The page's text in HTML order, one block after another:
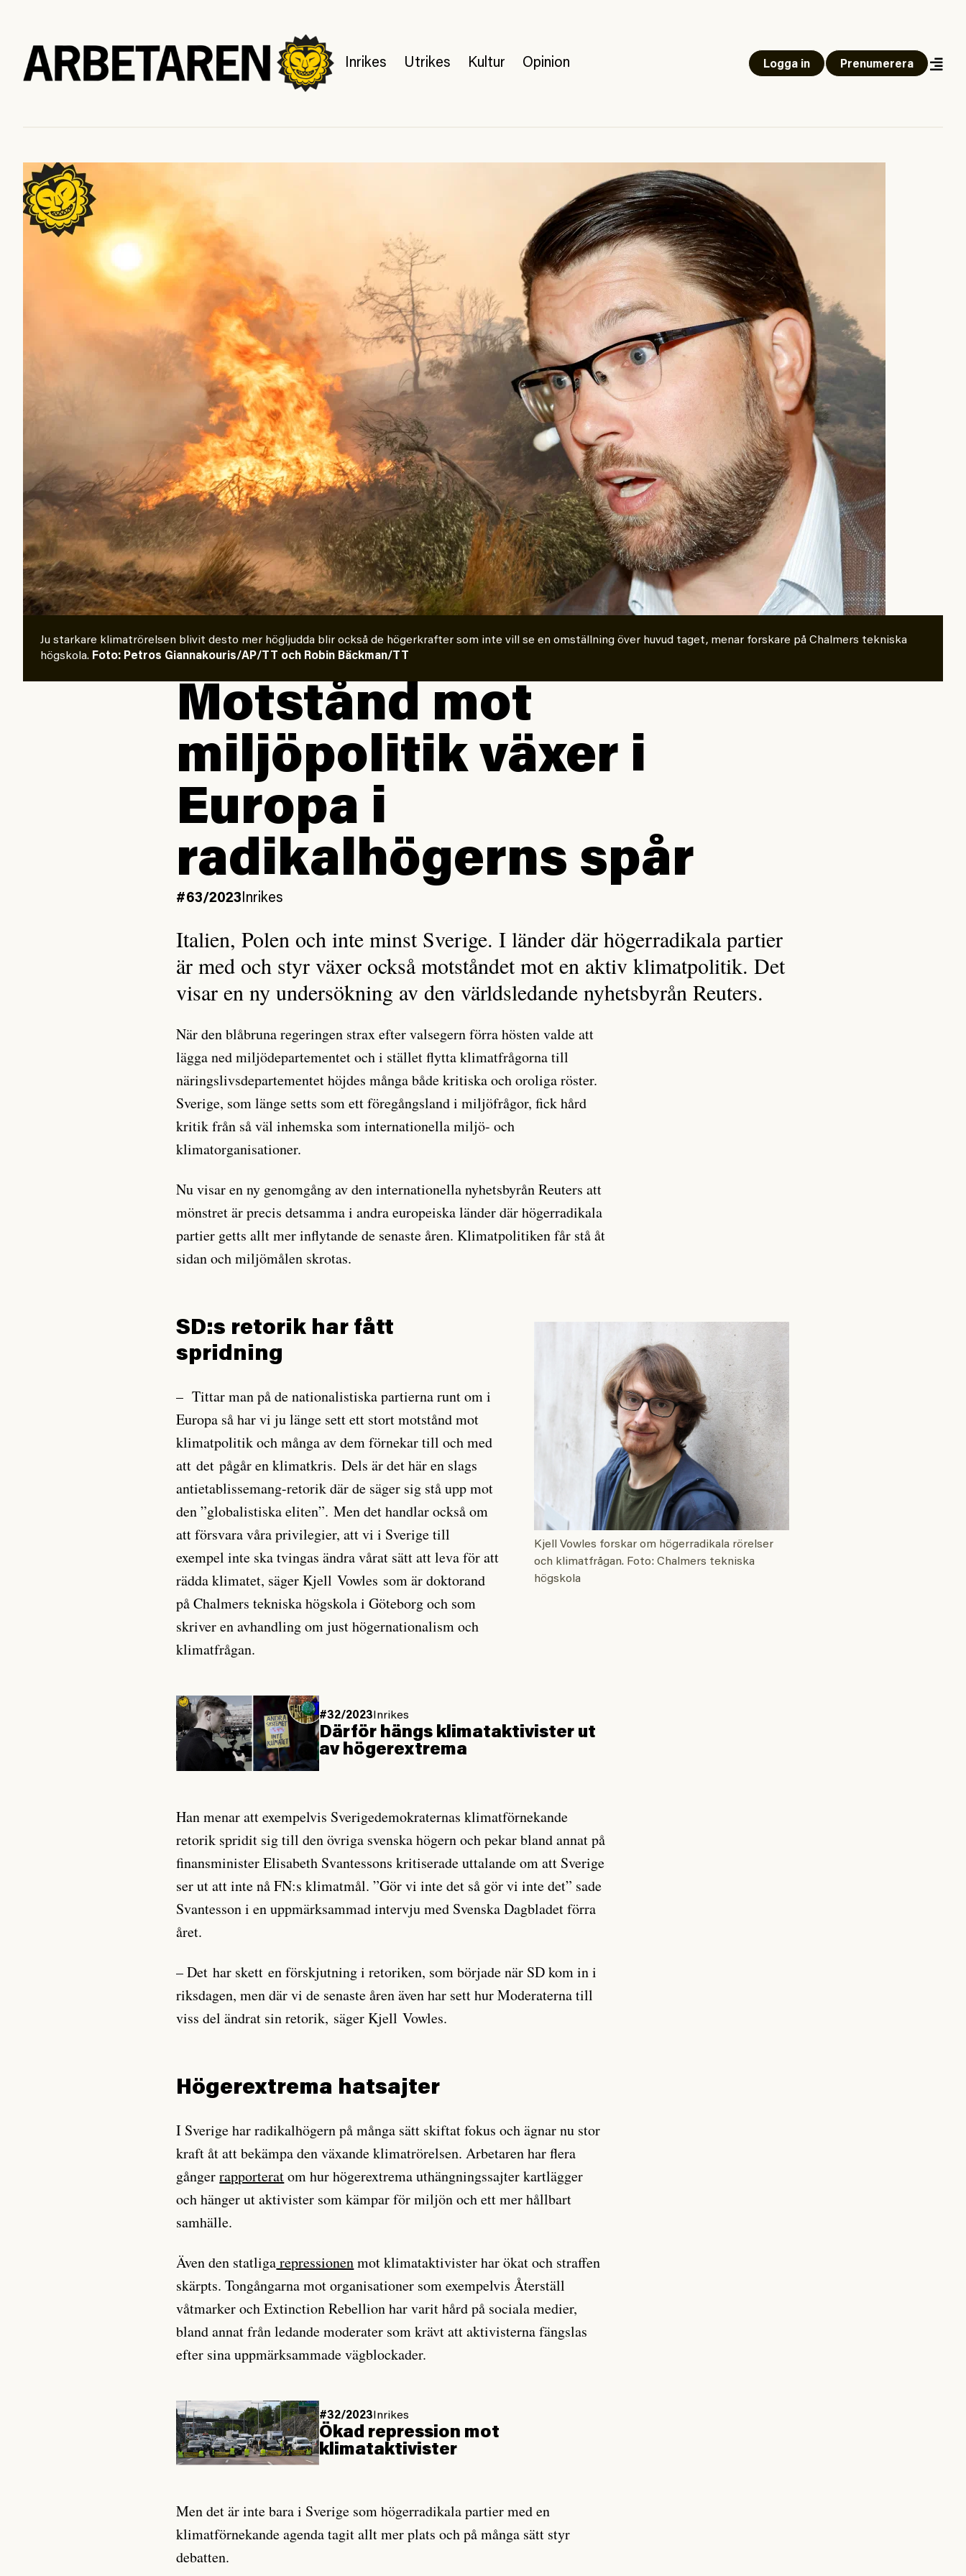
Inrikes Utrikes Kultur Opinion Logga in Prenumerera
Ju starkare klimatrörelsen blivit desto mer högljudda blir också de högerkrafter som inte vill se en omställning över huvud taget, menar forskare på Chalmers tekniska
högskola. Foto: Petros Giannakouris/AP/TT och Robin Bäckman/TT
Motstånd mot
miljöpolitik växer i
Europa i
radikalhögerns spår
#63/2023Inrikes
Italien, Polen och inte minst Sverige. I länder där högerradikala partier
är med och styr växer också motståndet mot en aktiv klimatpolitik. Det
visar en ny undersökning av den världsledande nyhetsbyrån Reuters.
När den blåbruna regeringen strax efter valsegern förra hösten valde att
lägga ned miljödepartementet och i stället flytta klimatfrågorna till
näringslivsdepartementet höjdes många både kritiska och oroliga röster.
Sverige, som länge setts som ett föregångsland i miljöfrågor, fick hård
kritik från så väl inhemska som internationella miljö- och
klimatorganisationer.
Nu visar en ny genomgång av den internationella nyhetsbyrån Reuters att
mönstret är precis detsamma i andra europeiska länder där högerradikala
partier getts allt mer inflytande de senaste åren. Klimatpolitiken får stå åt
sidan och miljömålen skrotas.
Kjell Vowles forskar om högerradikala rörelser
och klimatfrågan. Foto: Chalmers tekniska
högskola
SD:s retorik har fått
spridning
– Tittar man på de nationalistiska partierna runt om i
Europa så har vi ju länge sett ett stort motstånd mot
klimatpolitik och många av dem förnekar till och med
att det pågår en klimatkris. Dels är det här en slags
antietablissemang-retorik där de säger sig stå upp mot
den ”globalistiska eliten”. Men det handlar också om
att försvara våra privilegier, att vi i Sverige till
exempel inte ska tvingas ändra vårat sätt att leva för att
rädda klimatet, säger Kjell Vowles som är doktorand
på Chalmers tekniska högskola i Göteborg och som
skriver en avhandling om just högernationalism och
klimatfrågan.
#32/2023Inrikes
Därför hängs klimataktivister ut
av högerextrema
Han menar att exempelvis Sverigedemokraternas klimatförnekande
retorik spridit sig till den övriga svenska högern och pekar bland annat på
finansminister Elisabeth Svantessons kritiserade uttalande om att Sverige
ser ut att inte nå FN:s klimatmål. ”Gör vi inte det så gör vi inte det” sade
Svantesson i en uppmärksammad intervju med Svenska Dagbladet förra
året.
– Det har skett en förskjutning i retoriken, som började när SD kom in i
riksdagen, men där vi de senaste åren även har sett hur Moderaterna till
viss del ändrat sin retorik, säger Kjell Vowles.
Högerextrema hatsajter
I Sverige har radikalhögern på många sätt skiftat fokus och ägnar nu stor
kraft åt att bekämpa den växande klimatrörelsen. Arbetaren har flera
gångerrapporteratom hur högerextrema uthängningssajter kartlägger
och hänger ut aktivister som kämpar för miljön och ett mer hållbart
samhälle.
Även den statligarepressionenmot klimataktivister har ökat och straffen
skärpts. Tongångarna mot organisationer som exempelvis Återställ
våtmarker och Extinction Rebellion har varit hård på sociala medier,
bland annat från ledande moderater som krävt att aktivisterna fängslas
efter sina uppmärksammade vägblockader.
#32/2023 Inrikes
Ökad repression mot
klimataktivister
Men det är inte bara i Sverige som högerradikala partier med en
klimatförnekande agenda tagit allt mer plats och på många sätt styr
debatten.